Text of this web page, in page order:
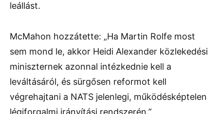
leállást.
McMahon hozzátette: „Ha Martin Rolfe most
sem mond le, akkor Heidi Alexander közlekedési
miniszternek azonnal intézkednie kell a
leváltásáról, és sürgősen reformot kell
végrehajtani a NATS jelenlegi, működésképtelen